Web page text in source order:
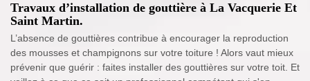
Travaux d’installation de gouttière à La Vacquerie Et
Saint Martin.
L’absence de gouttières contribue à encourager la reproduction
des mousses et champignons sur votre toiture ! Alors vaut mieux
prévenir que guérir : faites installer des gouttières sur votre toit. Et